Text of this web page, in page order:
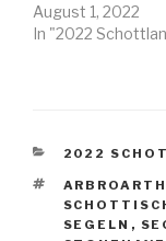
August 1, 2022
In "2022
2022
ARBROARTH
SEGELN ,